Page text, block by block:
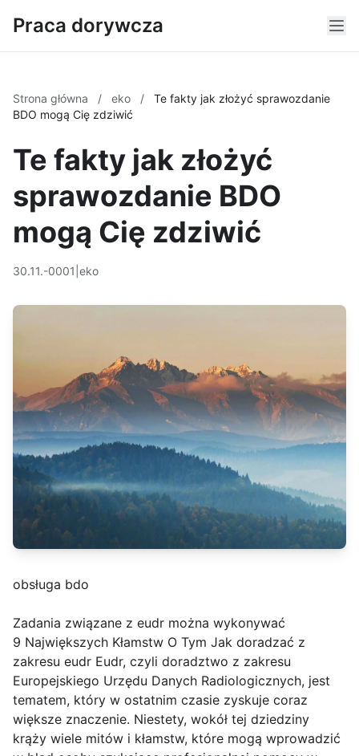
Praca dorywcza
Strona główna / eko /
Te fakty jak złożyć sprawozdanie
BDO mogą Cię zdziwić
Te fakty jak złożyć
sprawozdanie BDO
mogą Cię zdziwić
30.11.-0001 eko
obsługa bdo
Zadania związane z eudr można wykonywać
9 Największych Kłamstw O Tym Jak doradzać z
zakresu eudr Eudr, czyli doradztwo z zakresu
Europejskiego Urzędu Danych Radiologicznych, jest
tematem, który w ostatnim czasie zyskuje coraz
większe znaczenie. Niestety, wokół tej dziedziny
krąży wiele mitów i kłamstw, które mogą wprowadzić